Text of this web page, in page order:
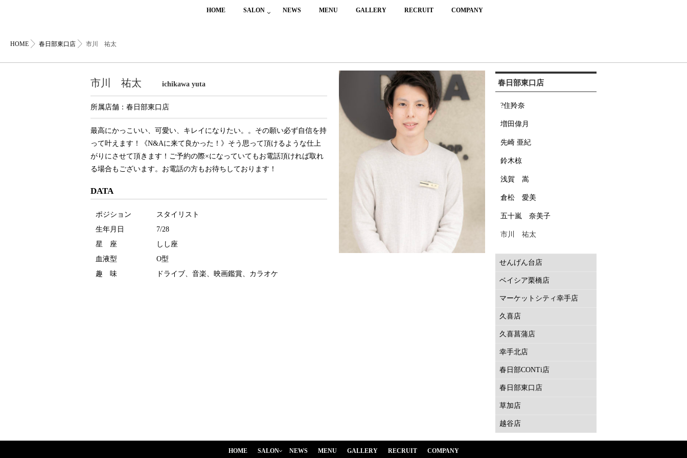
HOME SALON NEWS MENU GALLERY RECRUIT COMPANY
HOME 春日部東口店 市川 祐太
市川 祐太 ichikawa yuta
所属店舗： 春日部東口店
最高にかっこいい、可愛い、キレイになりたい。。その願い必ず自信を持
って叶えます！《N&Aに来て良かった！》そう思って頂けるような仕上
がりにさせて頂きます！ご予約の際×になっていてもお電話頂ければ取れ
る場合もございます。お電話の方もお待ちしております！
DATA
ポジション
スタイリスト
生年月日
7/28
星 座
しし座
血液型
O型
趣 味
ドライブ、音楽、映画鑑賞、カラオケ
春日部東口店
?住羚奈
増田偉月
先崎 亜紀
鈴木椋
浅賀 嵩
倉松 愛美
五十嵐 奈美子
市川 祐太
せんげん台店
ベイシア栗橋店
マーケットシティ幸手店
久喜店
久喜菖蒲店
幸手北店
春日部CONTi店
春日部東口店
草加店
越谷店
HOME SALON NEWS MENU GALLERY RECRUIT COMPANY